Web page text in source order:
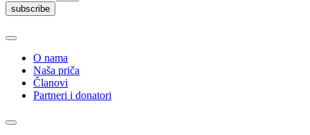
subscribe
O nama
Naša priča
Članovi
Partneri i donatori